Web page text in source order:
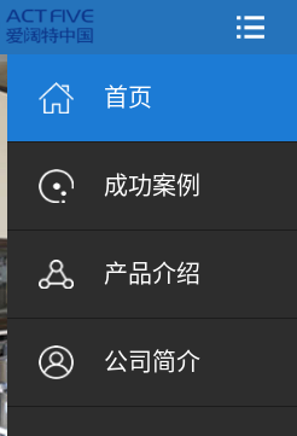
首页
成功案例
产品介绍
公司简介